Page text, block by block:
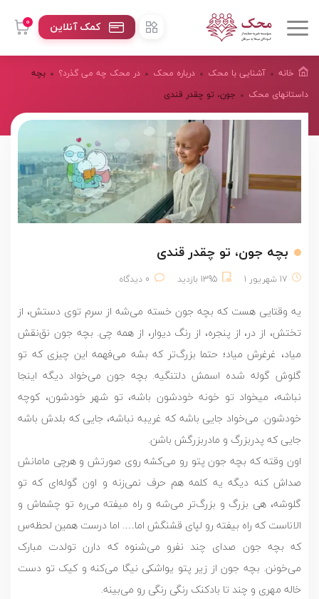
0 کمک آنلاین
خانه آشنایی با محک درباره محک
در محک چه می گذرد؟
داستانهای محک
بچه
جون، تو چقدر قندی
بچه جون، تو چقدر قندی
17 شهریور 1 1395 بازدید 0 دیدگاه
یه وقتایی هست که بچه جون خسته می‌شه از سرم توی دستش، از
تختش، از در، از پنجره، از رنگ دیوار، از همه چی. بچه جون نق‌نقش
میاد، غرغرش میاد؛ حتما بزرگ‌تر که بشه می‌فهمه این چیزی که تو
گلوش گوله شده اسمش دلتنگیه. بچه جون می‌خواد دیگه اینجا
نباشه، میخواد تو خونه خودشون باشه، تو شهر خودشون، کوچه
خودشون. می‌خواد جایی باشه که غریبه نباشه، جایی که بلدش باشه
جایی که پدربزرگ و مادربزرگش باشن.
اون وقته که بچه جون پتو رو می‌کشه روی صورتش و هرچی مامانش
صداش کنه دیگه یه کلمه هم حرف نمی‌زنه و اون گوله‌ای که تو
گلوشه، هی بزرگ و بزرگ‌تر می‌شه و راه میفته می‌ره تو چشماش و
الاناست که راه بیفته رو لپای قشنگش اما…. اما درست همین لحظه‌س
که بچه جون صدای چند نفرو می‌شنوه که دارن تولدت مبارک
می‌خونن. بچه جون از زیر پتو یواشکی نیگا می‌کنه و کیک تو دست
خاله مهری و چند تا بادکنک رنگی رنگی رو می‌بینه.